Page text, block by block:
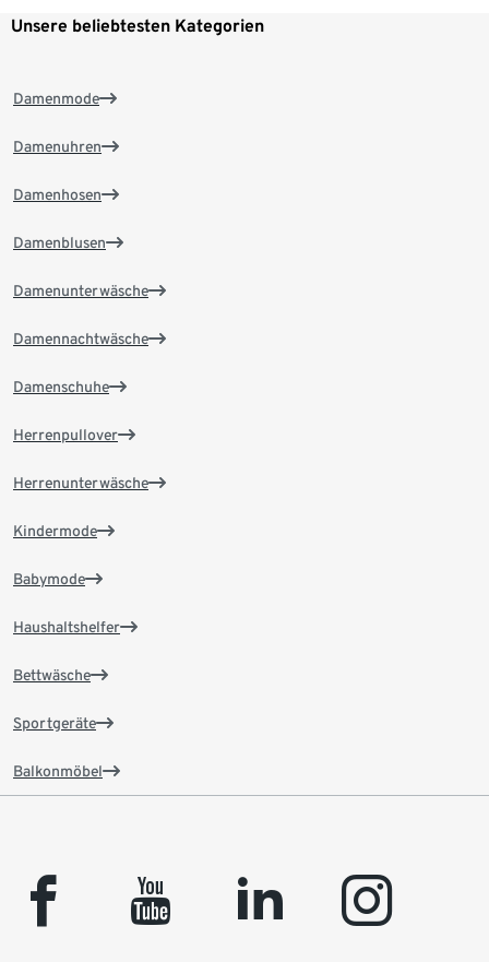
Unsere beliebtesten Kategorien
Damenmode
Damenuhren
Damenhosen
Damenblusen
Damenunterwäsche
Damennachtwäsche
Damenschuhe
Herrenpullover
Herrenunterwäsche
Kindermode
Babymode
Haushaltshelfer
Bettwäsche
Sportgeräte
Balkonmöbel
facebook youtube linkedin instagram